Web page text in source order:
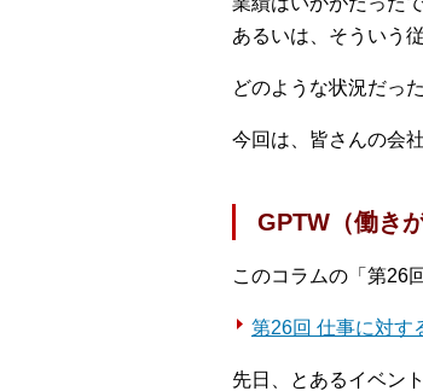
あるいは、そういう
どのような状況だっ
今回は、皆さんの会
GPTW（働き
このコラムの「第26
第26回 仕事に対す
先日、とあるイベン